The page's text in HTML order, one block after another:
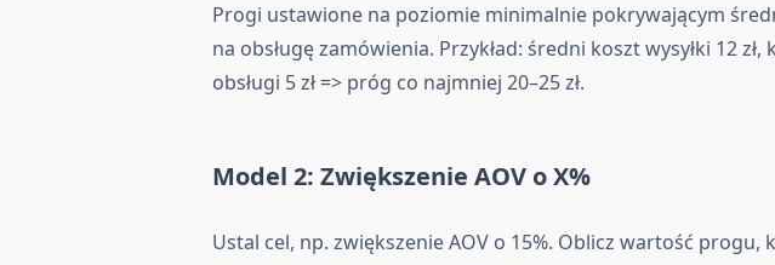
Progi ustawione na poziomie minimalnie pokrywającym
na obsługę zamówienia. Przykład: średni koszt wysyłki 12
obsługi 5 zł => próg co najmniej 20–25 zł.
Model 2: Zwiększenie AOV o X%
Ustal cel, np. zwiększenie AOV o 15%. Oblicz wartość